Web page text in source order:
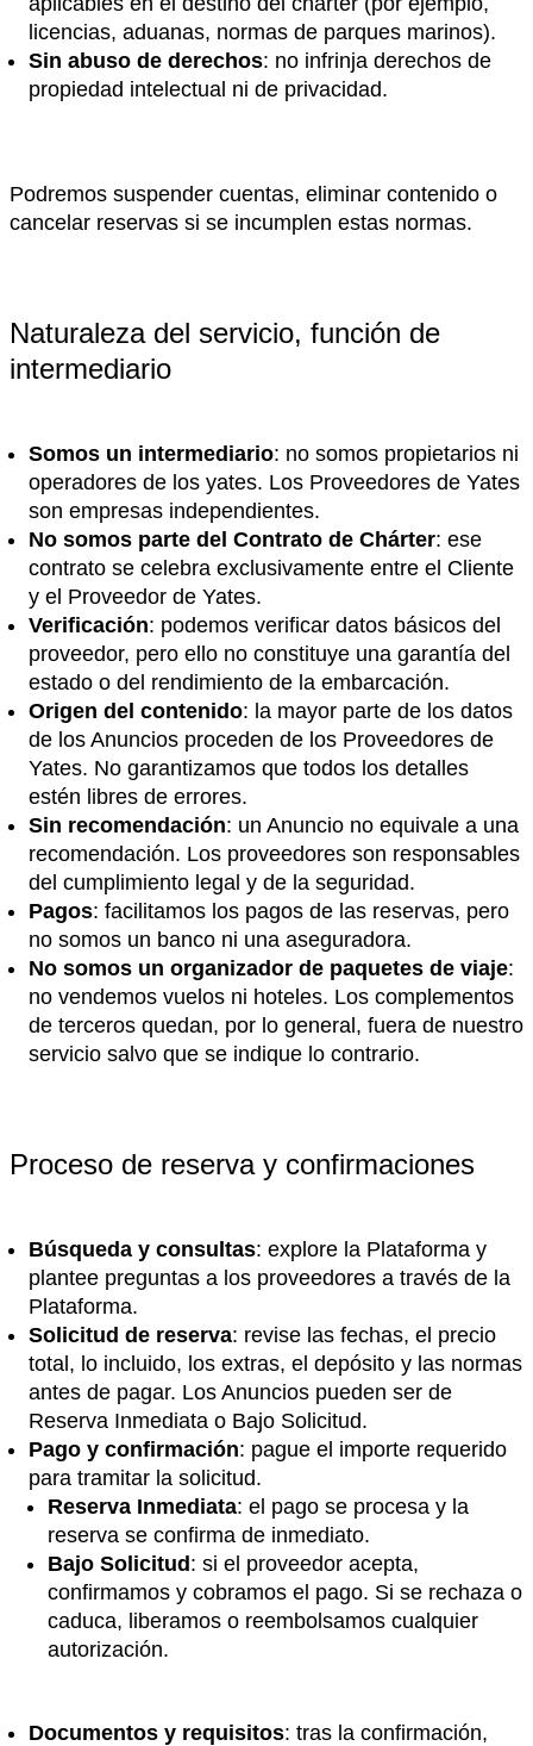
licencias, aduanas, normas de parques marinos).
Sin abuso de derechos: no infrinja derechos de
propiedad intelectual ni de privacidad.
Podremos suspender cuentas, eliminar contenido o
cancelar reservas si se incumplen estas normas.
Naturaleza del servicio, función de
intermediario
Somos un intermediario: no somos propietarios ni
operadores de los yates. Los Proveedores de Yates
son empresas independientes.
No somos parte del Contrato de Chárter: ese
contrato se celebra exclusivamente entre el Cliente
y el Proveedor de Yates.
Verificación: podemos verificar datos básicos del
proveedor, pero ello no constituye una garantía del
estado o del rendimiento de la embarcación.
Origen del contenido: la mayor parte de los datos
de los Anuncios proceden de los Proveedores de
Yates. No garantizamos que todos los detalles
estén libres de errores.
Sin recomendación: un Anuncio no equivale a una
recomendación. Los proveedores son responsables
del cumplimiento legal y de la seguridad.
Pagos: facilitamos los pagos de las reservas, pero
no somos un banco ni una aseguradora.
No somos un organizador de paquetes de viaje:
no vendemos vuelos ni hoteles. Los complementos
de terceros quedan, por lo general, fuera de nuestro
servicio salvo que se indique lo contrario.
Proceso de reserva y confirmaciones
Búsqueda y consultas: explore la Plataforma y
plantee preguntas a los proveedores a través de la
Plataforma.
Solicitud de reserva: revise las fechas, el precio
total, lo incluido, los extras, el depósito y las normas
antes de pagar. Los Anuncios pueden ser de
Reserva Inmediata o Bajo Solicitud.
Pago y confirmación: pague el importe requerido
para tramitar la solicitud.
Reserva Inmediata: el pago se procesa y la
reserva se confirma de inmediato.
Bajo Solicitud: si el proveedor acepta,
confirmamos y cobramos el pago. Si se rechaza o
caduca, liberamos o reembolsamos cualquier
autorización.
Documentos y requisitos: tras la confirmación,